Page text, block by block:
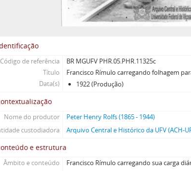
Código de referência
BR MGUFV PHR.05.PHR.11325c
Título
Francisco Rímulo carregando folhagem
Data(s)
1922 (Produção)
Nome do produtor
Peter Henry Rolfs (1865 - 1944)
custodiadora
Arquivo Central e Histórico da UFV (ACH-
e estrutura
Âmbito e conteúdo Francisco Rímulo carregando sua carga